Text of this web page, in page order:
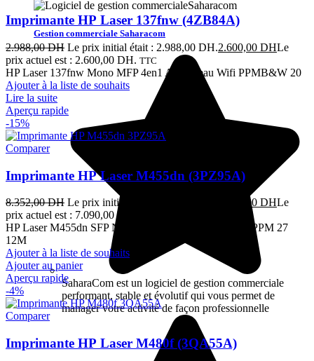
Gestion commerciale Saharacom
SaharaCom est un logiciel de gestion commerciale
performant, stable et évolutif qui vous permet de
manager votre activité de façon professionnelle
Imprimante HP Laser 137fnw (4ZB84A)
2.988,00DH Le prix initial était : 2.988,00 DH.2.600,00 DHLe
prix actuel est : 2.600,00 DH. TTC
HP Laser 137fnw Mono MFP 4en1 A4 Réseau Wifi PPMB&W 20
Ajouter à la liste de souhaits
Lire la suite
Aperçu rapide
-15%
Comparer
Imprimante HP Laser M455dn (3PZ95A)
8.352,00DH Le prix initial était : 8.352,00 DH. 7.090,00 DHLe
prix actuel est : 7.090,00 DH.
HP Laser M455dn SFP Non Couleur A4 Non 27 B&WPPM 27
12M
Ajouter à la liste de souhaits
Ajouter au panier
Aperçu rapide
-4%
Comparer
Imprimante HP Laser M480f (3QA55A)